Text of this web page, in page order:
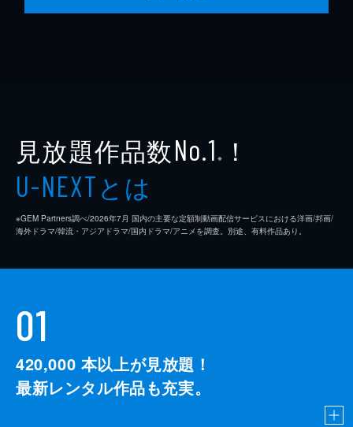
見放題作品数No.1 ※ ！
U-NEXTとは
※GEM Partners調べ/2026年7⽉ 国内の主要な定額制動画配信サービスにおける洋画/邦画/
海外ドラマ/韓流・アジアドラマ/国内ドラマ/アニメを調査。別途、有料作品あり。
01
420,000 本以上が見放題！
最新レンタル作品も充実。